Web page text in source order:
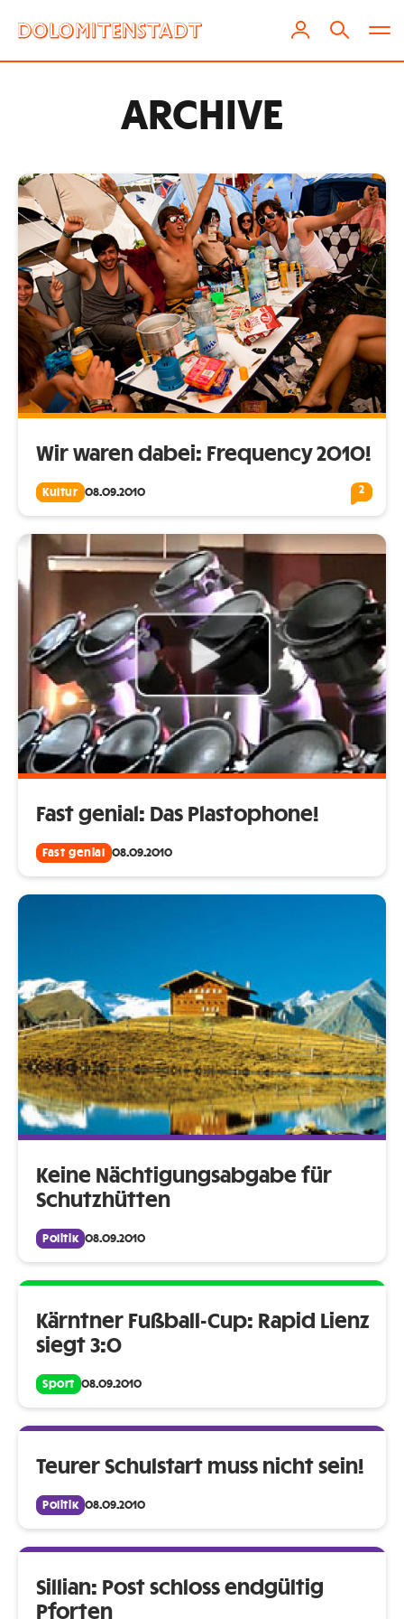
ARCHIVE
Wir waren dabei: Frequency 2010!
Kultur 08.09.2010 2
Fast genial: Das Plastophone!
Fast genial 08.09.2010
Keine Nächtigungsabgabe für
Schutzhütten
Politik 08.09.2010
Kärntner Fußball-Cup: Rapid Lienz
siegt 3:0
Sport 08.09.2010
Teurer Schulstart muss nicht sein!
Politik 08.09.2010
Sillian: Post schloss endgültig
Pforten